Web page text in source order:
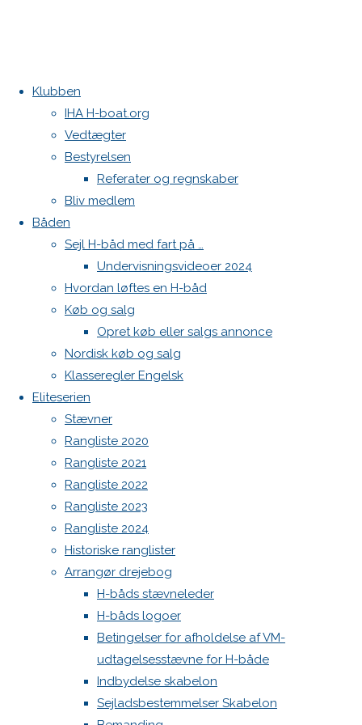
Klubben
IHA H-boat.org
Vedtægter
Bestyrelsen
Referater og regnskaber
Bliv medlem
Båden
Sejl H-båd med fart på …
Undervisningsvideoer 2024
Hvordan løftes en H-båd
Køb og salg
Opret køb eller salgs annonce
Nordisk køb og salg
Klasseregler Engelsk
Eliteserien
Stævner
Rangliste 2020
Rangliste 2021
Rangliste 2022
Rangliste 2023
Rangliste 2024
Historiske ranglister
Arrangør drejebog
H-båds stævneleder
H-båds logoer
Betingelser for afholdelse af VM-
udtagelsesstævne for H-både
Indbydelse skabelon
Sejladsbestemmelser Skabelon
Home
Velkommen til Eliteserien i H-bådsklassen.
Arrangør drejebog
Drejebog for afholdelse af DHBS VM-
udtagelsesstævner for H-både.
Drejebogen er en guide til hvilke punkter man skal være
specielt opmærksomme på i forbindelse med afholdelse af
et VM-udtagelsesstævne for H-både.
Så snart man er bekendt med at skulle afholde stævnet er
det vigtigt, at der findes frem til en
banelederogprotestkommité
kapsejladsledere planlægger den kommende sæsons
kalender i januar/februar måned, så vær i god tid!) Som et
godt udgangspunkt er baneledere med national licens at
foretrække. Protestkommitéen skal bestå af mindst tre
medlemmer, hvor de alle som minimum, skal have
gennemført Dansk Sejlunions regelkursus. Ligesom med
banelederen, er det en fordel at vælge en
protestkommitéformand med national licens. Dansk
Sejlunion har en database med alle aktive kapsejladsledere.
Har din klub ikke adgang, så kontakt Mikael Jeremiassen
mikael@sejlsport.dk.
Senest tre måneder før stævnets første sejladsdag, skal der